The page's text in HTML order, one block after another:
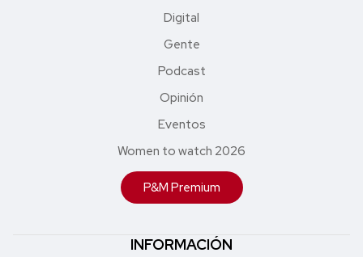
Digital
Gente
Podcast
Opinión
Eventos
Women to watch 2026
P&M Premium
INFORMACIÓN